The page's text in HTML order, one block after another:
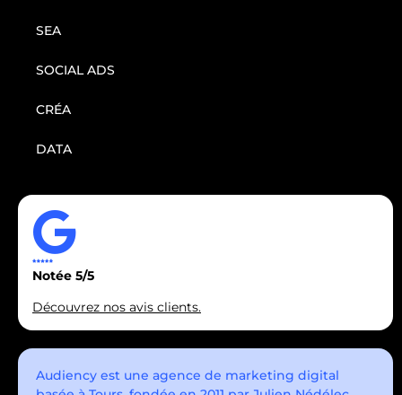
SEA
SOCIAL ADS
CRÉA
DATA
Notée 5/5
Découvrez nos avis clients.
Audiency est une agence de marketing digital